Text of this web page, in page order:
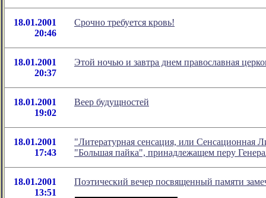
18.01.2001
20:46
Срочно требуется кровь!
18.01.2001
20:37
Этой ночью и завтра днем православная
18.01.2001
19:02
Веер будущностей
18.01.2001
17:43
"Литературная сенсация, или Сенсационная
"Большая пайка", принадлежащем перу
18.01.2001
13:51
Поэтический вечер посвященный памяти